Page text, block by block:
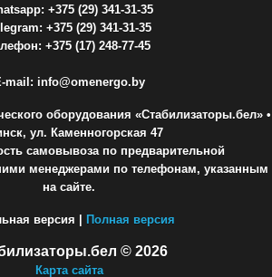
+375 (29) 341-31-35
+375 (29) 341-31-35
+375 (17) 248-77-45
mail: info@omenergo.by
оборудования «Стабилизаторы.бел»•
ул. Каменногорская 47
самовывоза по предварительной
менеджерами по телефонам, указанным
на сайте.
версия | Полная версия
© 2026
Карта сайта